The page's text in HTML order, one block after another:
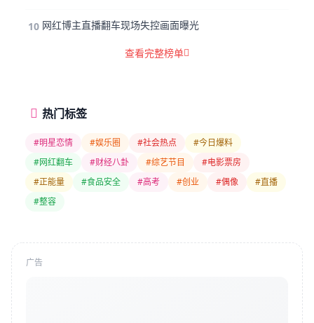
10 网红博主直播翻车现场失控画面曝光
查看完整榜单
热门标签
#明星恋情 #娱乐圈 #社会热点
#今日爆料
#网红翻车
#财经八卦 #综艺节目
#电影票房
#正能量
#食品安全 #高考 #创业 #偶像
#直播
#整容
广告